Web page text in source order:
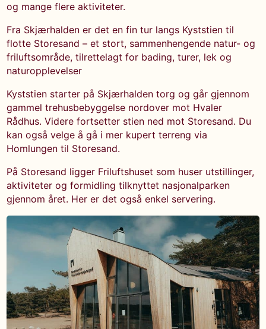
og mange flere aktiviteter.
Fra Skjærhalden er det en fin tur langs Kyststien til
flotte Storesand – et stort, sammenhengende natur- og
friluftsområde, tilrettelagt for bading, turer, lek og
naturopplevelser
Kyststien starter på Skjærhalden torg og går gjennom
gammel trehusbebyggelse nordover mot Hvaler
Rådhus. Videre fortsetter stien ned mot Storesand. Du
kan også velge å gå i mer kupert terreng via
Homlungen til Storesand.
På Storesand ligger Friluftshuset som huser utstillinger,
aktiviteter og formidling tilknyttet nasjonalparken
gjennom året. Her er det også enkel servering.